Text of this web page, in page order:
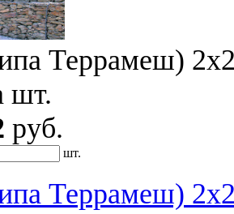
Террамеш)
шт.
руб.
шт.
Террамеш)